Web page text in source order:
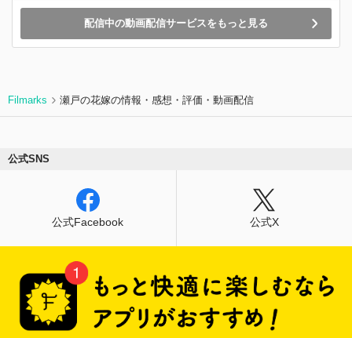
配信中の動画配信サービスをもっと見る
Filmarks 瀬戸の花嫁の情報・感想・評価・動画配信
公式SNS
公式Facebook 公式X